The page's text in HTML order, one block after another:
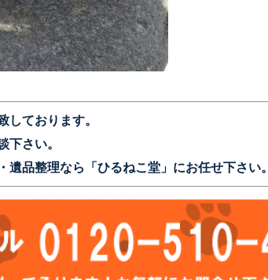
しております。
下さい。
品整理なら「ひるねこ堂」にお任せ下さい。